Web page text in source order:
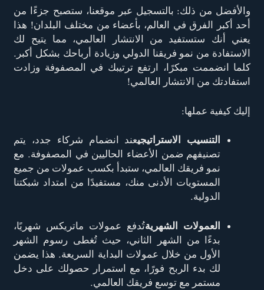
والأفضل من ذلك: بالتسجيل عبر موقعنا، ستصبح جزءًا من
أحد أكبر الفرق في العالم، بأعضاء من مختلف البلدان! هذا
يعني أنك ستستفيد من الانتشار العالمي، مما يتيح لك
الاستفادة من نمو فريقنا الدولي وزيادة أرباحك بشكل أكبر.
كلما انضممت مبكرًا، ارتفع ترتيبك في المصفوفة وزادت
استفادتك من الانتشار العالمي!
إليك كيفية عملها:
التنسيب الاستراتيجيعند انضمام شركاء جدد، يتم
تصنيفهم ضمن الأعضاء الحاليين في المصفوفة. مع
نمو فريقك العالمي، ستبدأ بكسب عمولات من جميع
المستويات الأدنى منك، مستفيدًا من امتداد شبكتنا
الدولية.
العمولات الشهريةتُدفع عمولات ماتريكس شهريًا،
بدءًا من الشهر الثاني، حيث تُغطى رسوم الشهر
الأول من خلال عمولات البداية السريعة. هذا يضمن
لك بدء الربح فورًا، مع استمرار حصولك على دخل
مستمر مع توسع فريقك العالمي.